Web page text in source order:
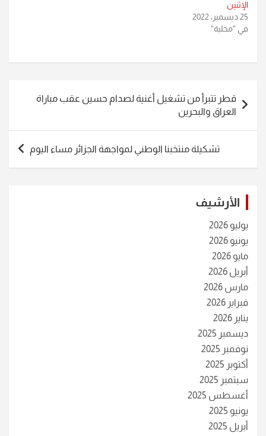
الإثنين
25 ديسمبر، 2022
في "محلية"
المقالات
قطر تتبرأ من تشغيل أغنية لصدام حسين عقب مباراة
العراق والبحرين
تشكيلة منتخبنا الوطني لمواجهة الجزائر مساء اليوم
الأرشيف
يوليو 2026
يونيو 2026
مايو 2026
أبريل 2026
مارس 2026
فبراير 2026
يناير 2026
ديسمبر 2025
نوفمبر 2025
أكتوبر 2025
سبتمبر 2025
أغسطس 2025
يونيو 2025
أبريل 2025